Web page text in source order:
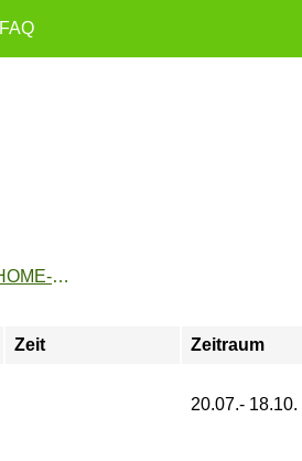
FAQ
https://www.fu-sport.de/angebote/aktueller_zeitraum/_UniSport___HOME-Ticket_Ferien.html
Zeit Zeitraum
20.07.- 18.10.